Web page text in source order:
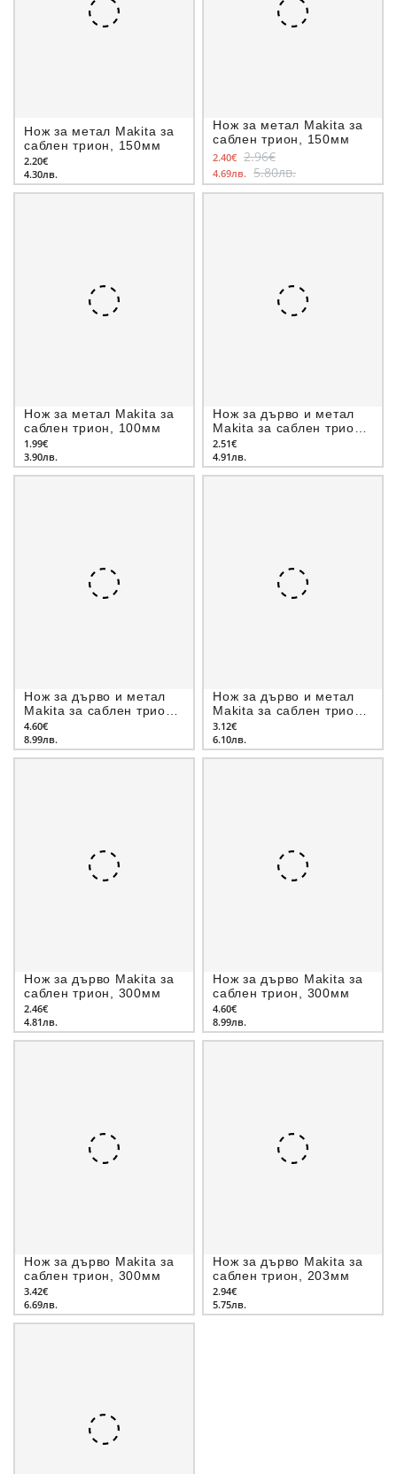
Нож за метал Makita за
саблен трион, 150мм
2.20€
4.30лв.
Нож за метал Makita за
саблен трион, 150мм
2.40€ 2.96€
4.69лв. 5.80лв.
Нож за метал Makita за
саблен трион, 100мм
1.99€
3.90лв.
Нож за дърво и метал
Makita за саблен трион,
152мм
2.51€
4.91лв.
Нож за дърво и метал
Makita за саблен трион,
152мм
4.60€
8.99лв.
Нож за дърво и метал
Makita за саблен трион,
150мм
3.12€
6.10лв.
Нож за дърво Makita за
саблен трион, 300мм
2.46€
4.81лв.
Нож за дърво Makita за
саблен трион, 300мм
4.60€
8.99лв.
Нож за дърво Makita за
саблен трион, 300мм
3.42€
6.69лв.
Нож за дърво Makita за
саблен трион, 203мм
2.94€
5.75лв.